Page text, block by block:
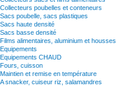
Collecteurs poubelles et conteneurs
Sacs poubelle, sacs plastiques
Sacs haute densité
Sacs basse densité
Films alimentaires, aluminium et housses
Equipements
Equipements CHAUD
Fours, cuisson
Maintien et remise en température
A snacker, cuiseur riz, salamandres